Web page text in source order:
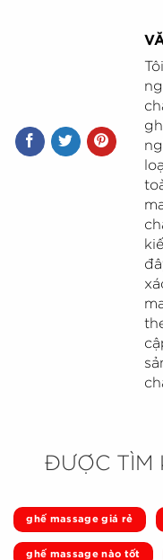
ĐƯỢC TÌM
ghế massage giá rẻ
ghế massage nào tốt